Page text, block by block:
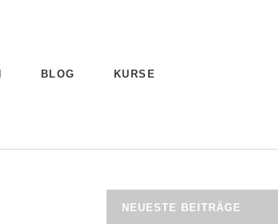
BLOG KURSE
NEUESTE BEITRÄGE